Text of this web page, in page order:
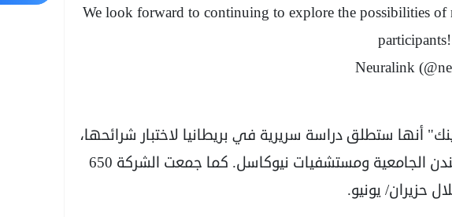
We look forward to continuing to explore the possibilities
participants!
أنها ستطلق دراسة سريرية في بريطانيا لاختبار شرائحها،
بالشراكة مع مستشفيات كلية لندن الجامعية ومستشفيات نيوكاسل. كما جمعت الشركة 650
حزيران/ يونيو.